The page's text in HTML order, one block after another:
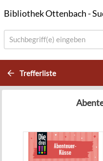
Bibliothek Ottenbach -
Suchbegriff(e) eingeben
Trefferliste